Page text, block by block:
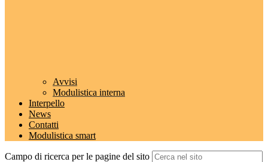
Avvisi
Modulistica interna
Interpello
News
Contatti
Modulistica smart
Campo di ricerca per le pagine del sito